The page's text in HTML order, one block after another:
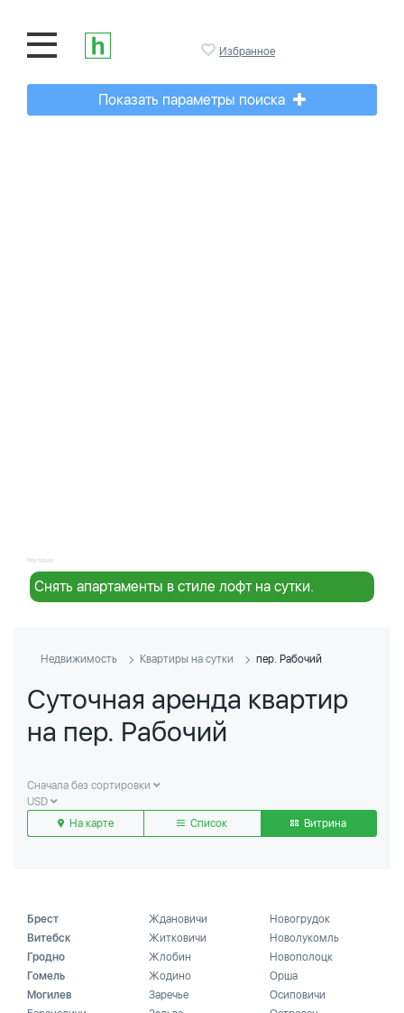
Избранное
Показать параметры поиска
Реклама:
Снять апартаменты в стиле лофт на сутки.
Недвижимость Квартиры на сутки пер. Рабочий
Суточная аренда квартир
на пер. Рабочий
Сначала без сортировки
USD
На карте
Список Витрина
Брест
Витебск
Гродно
Гомель
Могилев
Ждановичи
Житковичи
Жлобин
Жодино
Заречье
Новогрудок
Новолукомль
Новополоцк
Орша
Осиповичи